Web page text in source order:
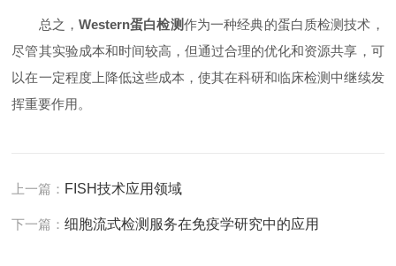
总之，Western蛋白检测作为一种经典的蛋白质检测技术，
尽管其实验成本和时间较高，但通过合理的优化和资源共享，可
以在一定程度上降低这些成本，使其在科研和临床检测中继续发
挥重要作用。
上一篇： FISH技术应用领域
下一篇：细胞流式检测服务在免疫学研究中的应用